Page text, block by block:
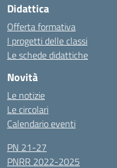
Didattica
Offerta formativa
I progetti delle classi
Le schede didattiche
Novità
Le notizie
Le circolari
Calendario eventi
PN 21-27
PNRR 2022-2025